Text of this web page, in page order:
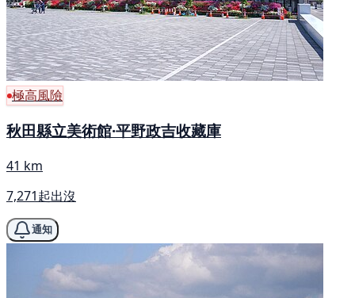
極高風險
秋田縣立美術館·平野政吉收藏庫
41 km
7,271起出沒
通知